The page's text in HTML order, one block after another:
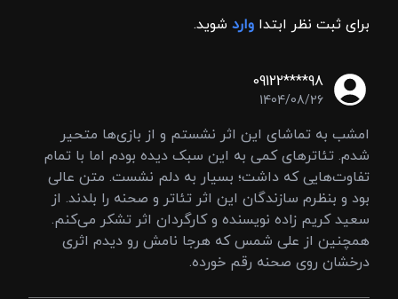
برای ثبت نظر ابتدا وارد شوید.
09122****98
1404/08/26
امشب به تماشای این اثر نشستم و از بازی‌ها متحیر
شدم. تئاترهای کمی به این سبک دیده بودم اما با تمام
تفاوت‌هایی که داشت؛ بسیار به دلم نشست. متن عالی
بود و بنظرم سازندگان این اثر تئاتر و صحنه را بلدند. از
سعید کریم زاده نویسنده و کارگردان اثر تشکر می‌کنم.
همچنین از علی شمس که هرجا نامش رو دیدم اثری
درخشان روی صحنه رقم خورده.